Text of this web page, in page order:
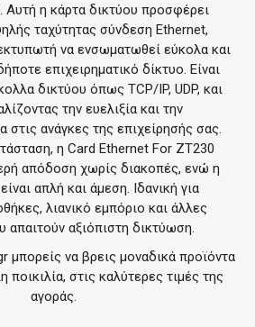
η κάρτα δικτύου προσφέρει
ταχύτητας σύνδεση Ethernet,
να ενσωματωθεί εύκολα και
επιχειρηματικό δίκτυο. Είναι
δικτύου όπως TCP/IP, UDP, και
την ευελιξία και την
στις ανάγκες της επιχείρησής σας.
η Card Ethernet For ZT230
απόδοση χωρίς διακοπές, ενώ η
απλή και άμεση. Ιδανική για
λιανικό εμπόριο και άλλες
αξιόπιστη δικτύωση.
μπορείς να βρεις μοναδικά προϊόντα
ποικιλία, στις καλύτερες τιμές της
αγοράς.